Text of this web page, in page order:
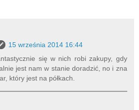
15 września 2014 16:44
się w nich robi zakupy, gdy
jest nam w stanie doradzić, no i zna
który jest na półkach.